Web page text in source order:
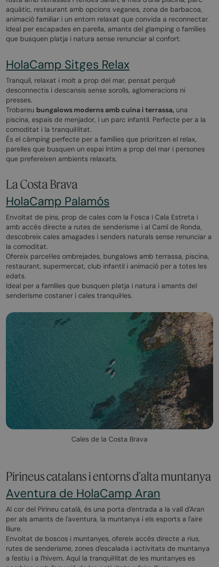
aquàtic, restaurant amb opcions veganes, zona de barbacoa,
animació familiar i un entorn relaxat que convida a reconnectar.
Ideal per escapades en parella, amants del glamping o famílies
que busquen platja i natura sense renunciar al confort.
HolaCamp Sitges Relax
Tranquil, relaxat i molt a prop del mar, pensat perquè
desconnectis i descansis sense sorolls, aglomeracions ni
presses.
Trobareu bungalows moderns amb cuina i terrassa, una
piscina, espais de menjador, i un parc infantil. Perfecte per a la
comoditat i la tranquil·litat.
És el càmping perfecte per a famílies que prioritzen el relax,
parelles que busquen un espai íntim a prop del mar i persones
que prefereixen ambients relaxats.
La Costa Brava
HolaCamp Palamós
Envoltat de pins, prop de cales com la Fosca i Cala Estreta i
amb accés directe a rutes de senderisme i al Camí de Ronda,
descobreix cales amagades i senders naturals sense renunciar a
la comoditat.
Ofereix parcel·les ombrejades, bungalows amb terrassa, piscina,
restaurant, supermercat, club infantil i animació per a totes les
edats.
Ideal per a famílies que busquen platja i natura i amants del
senderisme costaner i cales tranquil·les.
Cales de la Costa Brava
Pirineus catalans i entorns d'alta muntanya
Aventura de HolaCamp Aran
Al cor del Pirineu català, és una porta d'entrada a la vall d'Aran
per als amants de l'aventura, la muntanya i els esports a l'aire
lliure.
Envoltat de boscos i muntanyes, ofereix accés directe a rius,
rutes de senderisme, zones d'escalada i activitats de muntanya
a l'estiu i a l'hivern. Aquí la tranquil·litat de les muntanyes es